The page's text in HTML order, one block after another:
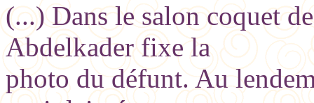
(...) Dans le salon coquet
Abdelkader fixe la
photo du défunt. Au